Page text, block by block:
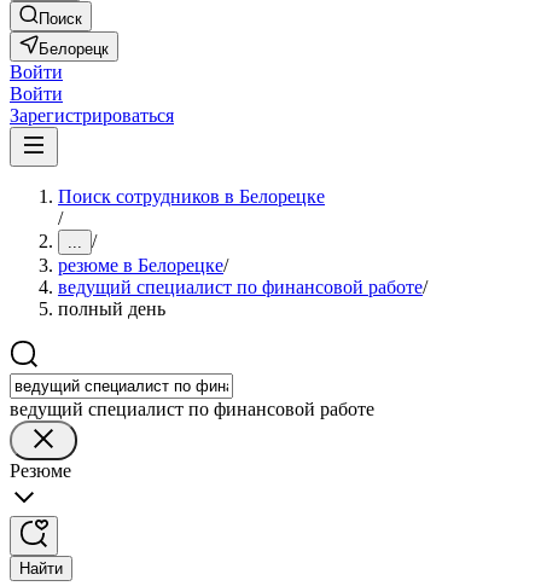
Поиск
Белорецк
Войти
Войти
Зарегистрироваться
Поиск сотрудников в Белорецке
/
... /
резюме в Белорецке/
ведущий специалист по финансовой работе/
полный день
ведущий специалист по финансовой работе
Резюме
Найти